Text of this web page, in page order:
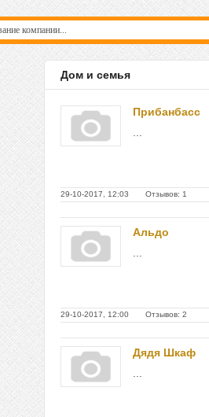
Дом и семья
Прибанбасс
29-10-2017, 12:03 Отзывов: 1
Альдо
29-10-2017, 12:00 Отзывов: 2
Дядя Шкаф